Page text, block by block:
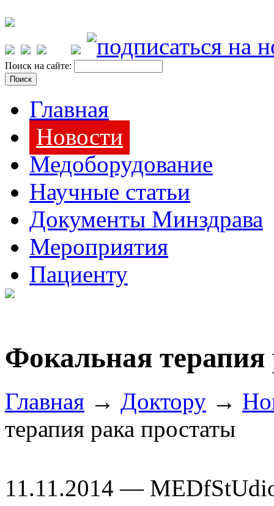
Поиск на сайте:
Главная
Новости
Медоборудование
Научные статьи
Документы Минздрава
Мероприятия
Пациенту
Фокальная терапия
Главная → Доктору →
терапия рака простаты
11.11.2014 —